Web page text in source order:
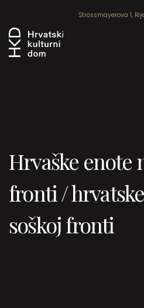
Strossmayerova 1,
Hrvaške enote
fronti /
soškoj fronti